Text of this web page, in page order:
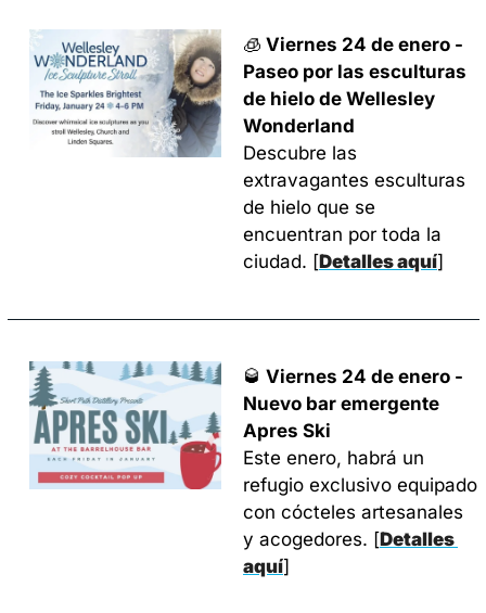
🧊 Viernes 24 de enero -
Paseo por las esculturas
de hielo de Wellesley
Wonderland
Descubre las
extravagantes esculturas
de hielo que se
encuentran por toda la
ciudad. [Detalles aquí]
🥃 Viernes 24 de enero -
Nuevo bar emergente
Apres Ski
Este enero, habrá un
refugio exclusivo equipado
con cócteles artesanales
y acogedores. [Detalles
aquí]